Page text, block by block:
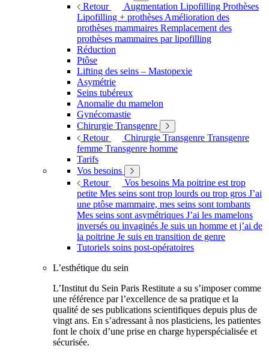
Retour
Augmentation Lipofilling Prothèses
Lipofilling + prothèses Amélioration des
prothèses mammaires Remplacement des
prothèses mammaires par lipofilling
Réduction
Ptôse
Lifting des seins – Mastopexie
Asymétrie
Seins tubéreux
Anomalie du mamelon
Gynécomastie
Chirurgie Transgenre
Retour
Chirurgie Transgenre Transgenre
femme Transgenre homme
Tarifs
Vos besoins
Retour
Vos besoins Ma poitrine est trop
petite Mes seins sont trop lourds ou trop gros J’ai
une ptôse mammaire, mes seins sont tombants
Mes seins sont asymétriques J’ai les mamelons
inversés ou invaginés Je suis un homme et j’ai de
la poitrine Je suis en transition de genre
Tutoriels soins post-opératoires
L’esthétique du sein
L’Institut du Sein Paris Restitute a su s’imposer comme
une référence par l’excellence de sa pratique et la
qualité de ses publications scientifiques depuis plus de
vingt ans. En s’adressant à nos plasticiens, les patientes
font le choix d’une prise en charge hyperspécialisée et
sécurisée.